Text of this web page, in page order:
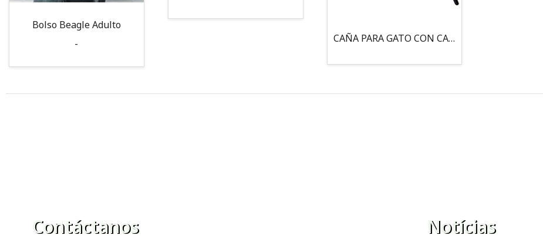
Bolso Beagle Adulto
-
CAÑA PARA GATO CON CASCABEL, 3 PELOTAS CON CATNIP
Contáctanos Notícias